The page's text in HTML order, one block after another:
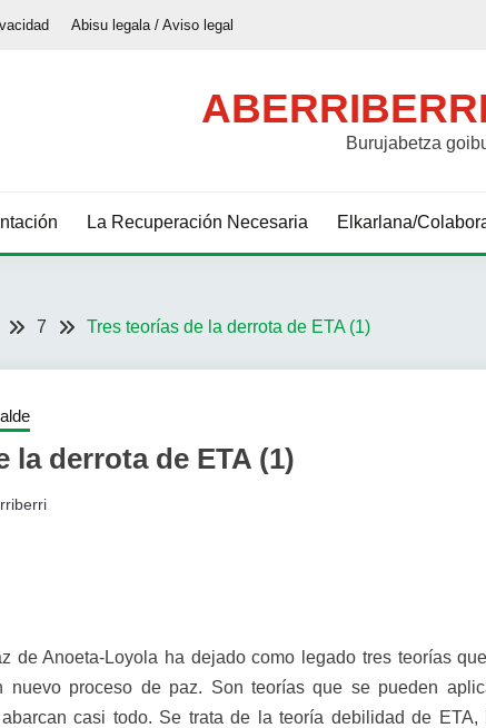
Abisu legala / Aviso legal
Burujabetza
La Recuperación Necesaria Elkarlana/
7 Tres teorías de la derrota de ETA (1)
la derrota de ETA (1)
de Anoeta-Loyola ha dejado como legado tres teorías
nuevo proceso de paz. Son teorías que se pueden
casi todo. Se trata de la teoría debilidad de